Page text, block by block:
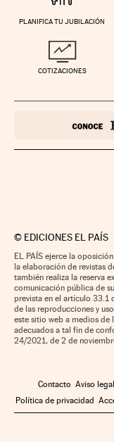
PLANIFICA TU JUBILACIÓN
COTIZACIONES
© EDICIONES EL PAÍS
EL PAÍS ejerce la
la elaboración de revistas
también realiza la reserva
comunicación pública de
prevista en el artículo 33.1
de las reproducciones y
este sitio web a medios de
adecuados a tal fin de
24/2021, de 2 de
Contacto Aviso legal
Política de privacidad